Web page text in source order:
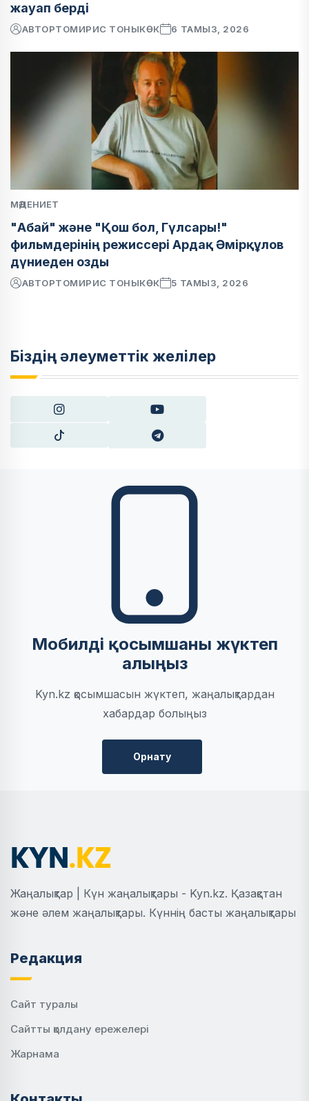
жауап берді
АВТОРТОМИРИС ТОНЫКӨК 6 ТАМЫЗ, 2026
МӘДЕНИЕТ
"Абай" және "Қош бол, Гүлсары!"
фильмдерінің режиссері Ардақ Әмірқұлов
дүниеден озды
АВТОРТОМИРИС ТОНЫКӨК 5 ТАМЫЗ, 2026
Біздің әлеуметтік желілер
Мобилді қосымшаны жүктеп
алыңыз
Kyn.kz қосымшасын жүктеп, жаңалықтардан
хабардар болыңыз
Орнату
Жаңалықтар | Күн жаңалықтары - Kyn.kz. Қазақстан
және әлем жаңалықтары. Күннің басты жаңалықтары
Редакция
Сайт туралы
Сайтты қолдану ережелері
Жарнама